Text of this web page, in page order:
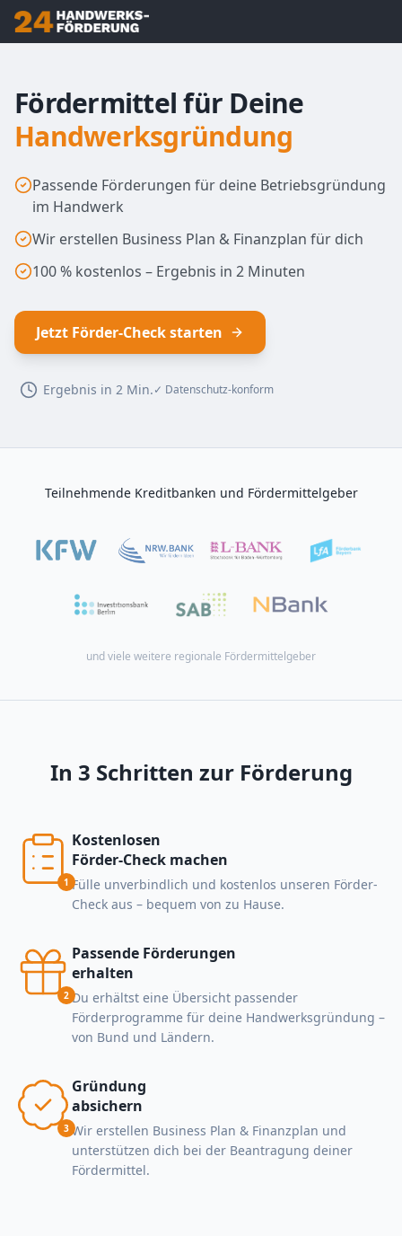
Fördermittel für Deine
Handwerksgründung
Passende Förderungen für deine Betriebsgründung
im Handwerk
Wir erstellen Business Plan & Finanzplan für dich
100 % kostenlos – Ergebnis in 2 Minuten
Jetzt Förder-Check starten
Ergebnis in 2 Min.✓ Datenschutz-konform
Teilnehmende Kreditbanken und Fördermittelgeber
und viele weitere regionale Fördermittelgeber
In 3 Schritten zur Förderung
1
Kostenlosen
Förder-Check machen
Fülle unverbindlich und kostenlos unseren Förder-
Check aus – bequem von zu Hause.
2
Passende Förderungen
erhalten
Du erhältst eine Übersicht passender
Förderprogramme für deine Handwerksgründung –
von Bund und Ländern.
3
Gründung
absichern
Wir erstellen Business Plan & Finanzplan und
unterstützen dich bei der Beantragung deiner
Fördermittel.